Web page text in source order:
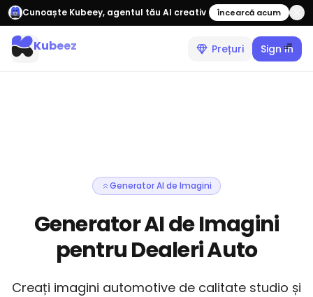
Cunoaște Kubeey, agentul tău AI creativ Încearcă acum
Prețuri Sign In
Kubeez
Generator AI de Imagini
Generator AI de Imagini
pentru Dealeri Auto
Creați imagini automotive de calitate studio și